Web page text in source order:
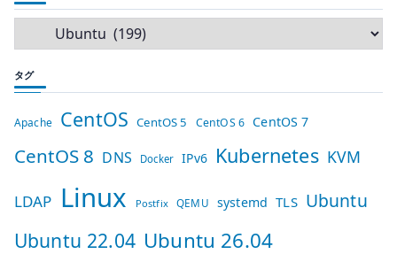
タグ
Apache CentOS CentOS 5 CentOS 6 CentOS 7
CentOS 8 DNS Docker IPv6 Kubernetes KVM
LDAP Linux Postfix QEMU systemd TLS Ubuntu
Ubuntu 22.04 Ubuntu 26.04